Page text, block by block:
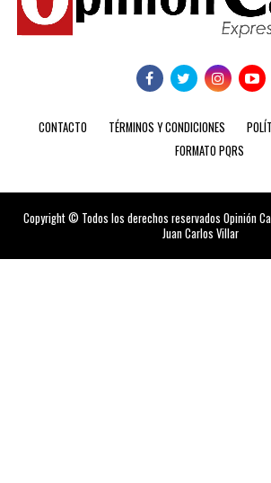
CONTACTO TÉRMINOS Y CONDICIONES
FORMATO PQRS
Copyright © Todos los derechos reservados Opinión
Juan Carlos Villar